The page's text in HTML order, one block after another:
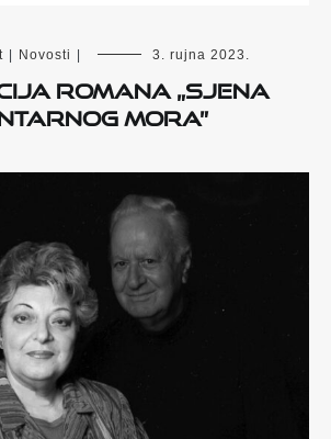
Novosti 3. rujna 2023.
romana „Sjena
mora”